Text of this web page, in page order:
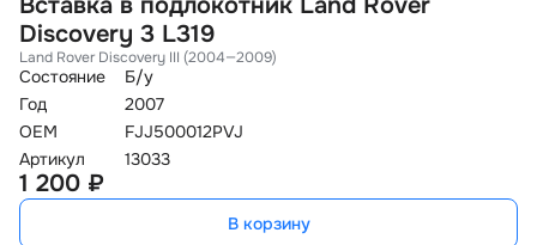
Discovery 3 L319
Land Rover Discovery III (2004—2009)
Состояние
Б/у
Год
2007
OEM
FJJ500012PVJ
Артикул
13033
1 200 ₽
В корзину